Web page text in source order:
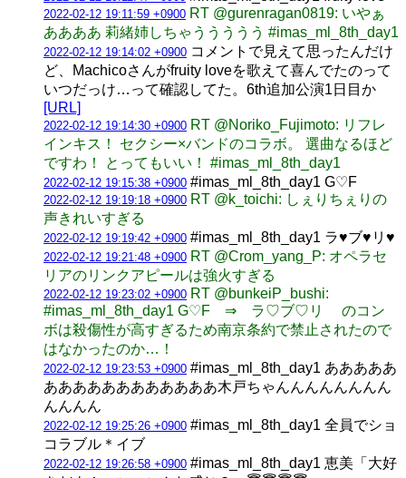
2022-02-12 19:11:59 +0900 RT @gurenragan0819: いやぁ
ああああ 莉緒姉しちゃううううう #imas_ml_8th_day1
2022-02-12 19:14:02 +0900 コメントで見えて思ったんだけ
ど、Machicoさんがfruity loveを歌えて喜んでたのって
いつだっけ…って確認してた。6th追加公演1日目か
[URL]
2022-02-12 19:14:30 +0900 RT @Noriko_Fujimoto: リフレ
インキス！ セクシー×バンドのコラボ。 選曲なるほど
ですわ！ とってもいい！ #imas_ml_8th_day1
2022-02-12 19:15:38 +0900 #imas_ml_8th_day1 G♡F
2022-02-12 19:19:18 +0900 RT @k_toichi: しぇりちぇりの
声きれいすぎる
2022-02-12 19:19:42 +0900 #imas_ml_8th_day1 ラ♥ブ♥リ♥
2022-02-12 19:21:48 +0900 RT @Crom_yang_P: オペラセ
リアのリンクアピールは強火すぎる
2022-02-12 19:23:02 +0900 RT @bunkeiP_bushi:
#imas_ml_8th_day1 G♡F ⇒ ラ♡ブ♡リ のコン
ボは殺傷性が高すぎるため南京条約で禁止されたので
はなかったのか…！
2022-02-12 19:23:53 +0900 #imas_ml_8th_day1 あああああ
ああああああああああああ木戸ちゃんんんんんんんん
んんんん
2022-02-12 19:25:26 +0900 #imas_ml_8th_day1 全員でショ
コラブル＊イブ
2022-02-12 19:26:58 +0900 #imas_ml_8th_day1 恵美「大好